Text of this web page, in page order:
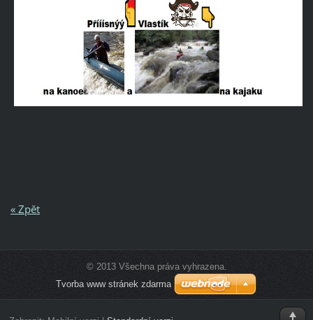
« Zpět
© 2013 Všechna práva vyhrazena.
Tvorba www stránek zdarma